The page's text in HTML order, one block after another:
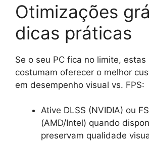
Otimizações
dicas práticas
Se o seu PC fica no limite, estas
costumam oferecer o melhor
em desempenho visual vs. FPS:
Ative DLSS (NVIDIA) ou
(AMD/Intel) quando
preservam qualidade